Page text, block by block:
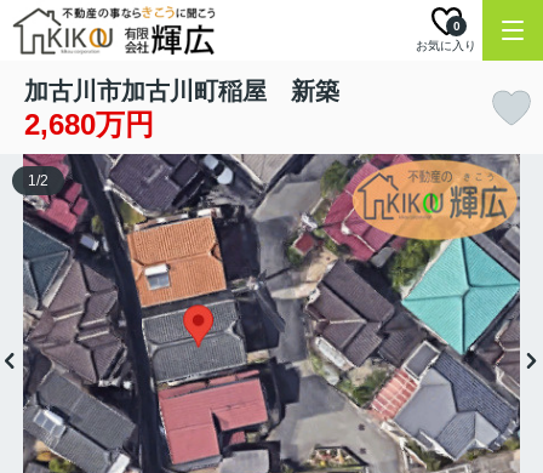
お気に入り
0
加古川市加古川町稲屋 新築
2,680万円
1/2